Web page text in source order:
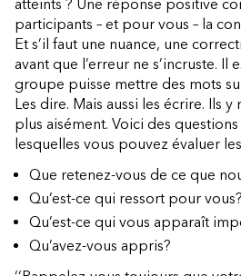
atteints ? Une réponse positive
participants – et pour vous – la
Et s’il faut une nuance, une
avant que l’erreur ne s’incruste.
groupe puisse mettre des mots
Les dire. Mais aussi les écrire. Ils
plus aisément. Voici des
lesquelles vous pouvez évaluer
Que retenez-vous de ce que
Qu’est-ce qui ressort pour vous?
Qu’est-ce qui vous apparaît
Qu’avez-vous appris?